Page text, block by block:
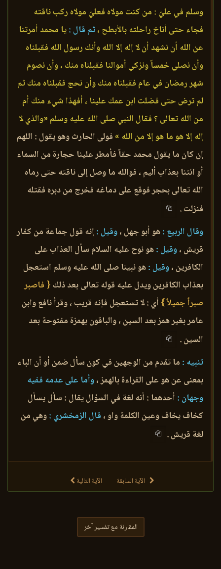
وسلم في عليّ : من كنت مولاه فعليّ مولاه ركب ناقته
فجاء حتى أناخ راحلته بالأبطح ،ثم قال :يا محمد أمرتنا
عن الله أن نشهد أن لا إله إلا الله وأنك رسول الله فقبلناه
وأن نصلي خمساً ونزكي أموالنا فقبلناه منك ، وأن نصوم
شهر رمضان في عام فقبلناه منك وأن نحج فقبلناه منك ثم
لم ترض حتى فضلت ابن عمك علينا ، أفهذا شيء منك أم
من الله تعالى ؟ فقال النبي صلى الله عليه وسلم «والذي لا
إله إلا هو ما هو إلا من الله » فولى الحارث وهو يقول : اللهم
إن كان ما يقول محمد حقاً فأمطر علينا حجارة من السماء
أو ائتنا بعذاب أليم ، فوالله ما وصل إلى ناقته حتى رماه
الله تعالى بحجر فوقع على دماغه فخرج من دبره فقتله
فنزلت .
وقال الربيع :هو أبو جهل ،وقيل :إنه قول جماعة من كفار
قريش ،وقيل :هو نوح عليه السلام سأل العذاب على
الكافرين ،وقيل :هو نبينا صلى الله عليه وسلم استعجل
بعذاب الكافرين ويدل عليه قوله تعالى بعد ذلك { فاصبر
صبراً جميلاً } أي : لا تستعجل فإنه قريب ، وقرأ نافع وابن
عامر بغير همز بعد السين ، والباقون بهمزة مفتوحة بعد
السين .
تنبيه : ما تقدم من الوجهين في كون سأل ضمن أو أن الباء
بمعنى عن هو على القراءة بالهمز ،وأما على عدمه ففيه
وجهان : أحدهما : أنه لغة في السؤال يقال : سأل يسأل
كخاف يخاف وعين الكلمة واو ، قال الزمخشري :وهي من
لغة قريش .
الآية السابقة الآية التالية
المقارنة مع تفسير آخر